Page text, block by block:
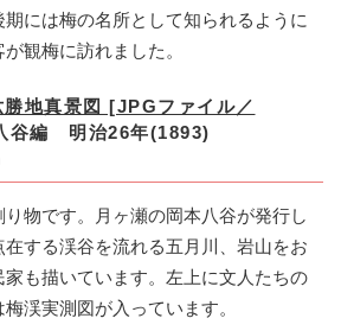
には梅の名所として知られるように
観梅に訪れました。
勝地真景図 [JPGファイル／
谷編 明治26年(1893)
物です。月ヶ瀬の岡本八谷が発行し
する渓谷を流れる五月川、岩山をお
も描いています。左上に文人たちの
渓実測図が入っています。